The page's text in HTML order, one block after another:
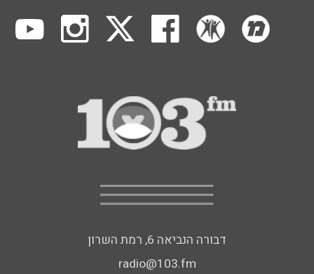
דבורה הנביאה 6, רמת השרון
radio@103.fm